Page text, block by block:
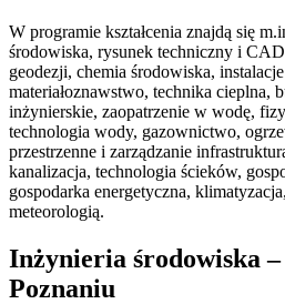
W programie kształcenia znajdą się
środowiska, rysunek techniczny i
geodezji, chemia środowiska,
materiałoznawstwo, technika cieplna,
inżynierskie, zaopatrzenie w wodę,
technologia wody, gazownictwo,
przestrzenne i zarządzanie
kanalizacja, technologia ścieków,
gospodarka energetyczna,
meteorologią.
Inżynieria środowiska
Poznaniu